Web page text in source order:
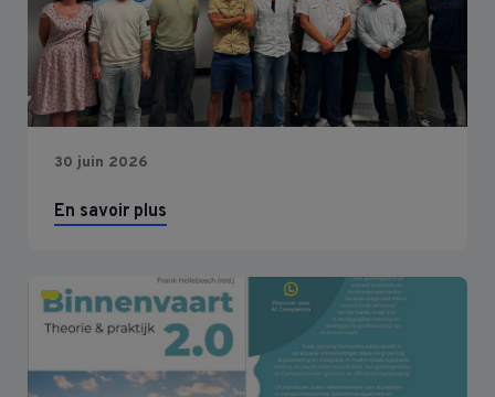
30 juin 2026
En savoir plus